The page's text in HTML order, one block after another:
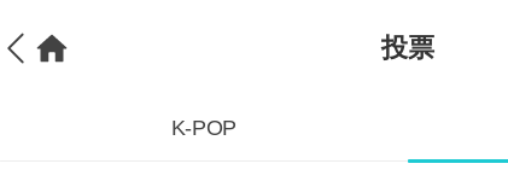
投票
K-POP